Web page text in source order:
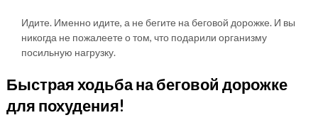
Идите. Именно идите, а не бегите на беговой дорожке. И вы
никогда не пожалеете о том, что подарили организму
посильную нагрузку.
Быстрая ходьба на беговой дорожке
для похудения!